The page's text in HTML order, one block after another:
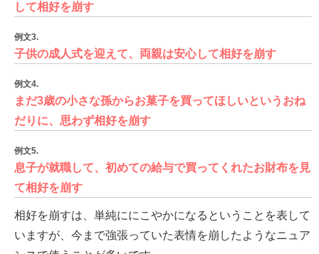
して相好を崩す
例文3.
子供の成人式を迎えて、両親は安心して相好を崩す
例文4.
まだ3歳の小さな孫からお菓子を買ってほしいというおね
だりに、思わず相好を崩す
例文5.
息子が就職して、初めての給与で買ってくれたお財布を見
て相好を崩す
相好を崩すは、単純ににこやかになるということを表して
いますが、今まで強張っていた表情を崩したようなニュア